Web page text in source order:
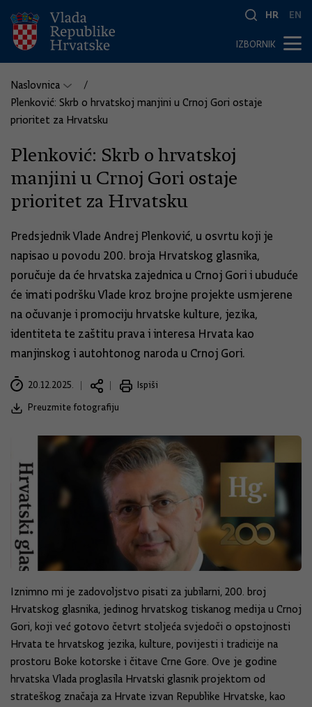
HR EN
IZBORNIK
Naslovnica
Plenković: Skrb o hrvatskoj manjini u Crnoj Gori ostaje
prioritet za Hrvatsku
Plenković: Skrb o hrvatskoj
manjini u Crnoj Gori ostaje
prioritet za Hrvatsku
Predsjednik Vlade Andrej Plenković, u osvrtu koji je
napisao u povodu 200. broja Hrvatskog glasnika,
poručuje da će hrvatska zajednica u Crnoj Gori i ubuduće
će imati podršku Vlade kroz brojne projekte usmjerene
na očuvanje i promociju hrvatske kulture, jezika,
identiteta te zaštitu prava i interesa Hrvata kao
manjinskog i autohtonog naroda u Crnoj Gori.
20.12.2025.
Ispiši
Preuzmite fotografiju
Iznimno mi je zadovoljstvo pisati za jubilarni, 200. broj
Hrvatskog glasnika, jedinog hrvatskog tiskanog medija u Crnoj
Gori, koji već gotovo četvrt stoljeća svjedoči o opstojnosti
Hrvata te hrvatskog jezika, kulture, povijesti i tradicije na
prostoru Boke kotorske i čitave Crne Gore. Ove je godine
hrvatska Vlada proglasila Hrvatski glasnik projektom od
strateškog značaja za Hrvate izvan Republike Hrvatske, kao